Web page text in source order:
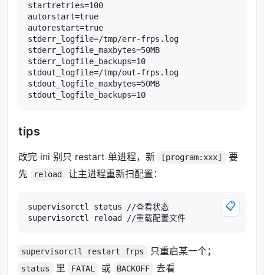
startretries=100
autorstart=true
autorestart=true
stderr_logfile=/tmp/err-frps.log
stderr_logfile_maxbytes=50MB
stderr_logfile_backups=10
stdout_logfile=/tmp/out-frps.log
stdout_logfile_maxbytes=50MB
tips
改完 ini 别只 restart 单进程，新 [program:xxx]
要
先
reload 让主进程重新扫配置：
supervisorctl status //查看状态
📋
supervisorctl restart frps 只重启某一个；
status 里 FATAL 或 BACKOFF 去看